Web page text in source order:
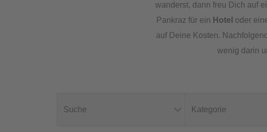
wanderst, dann freu Dich auf
Pankraz für ein Hotel oder
auf Deine Kosten.
wenig darin
Suche Kategorie